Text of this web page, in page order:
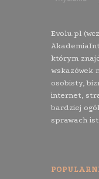
Evolu.pl
którym
wskazówek
osobisty,
internet,
bardziej
sprawach